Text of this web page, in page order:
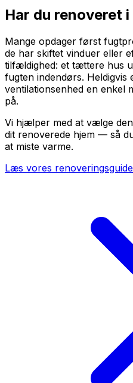
Har du renoveret i
Mange opdager først
de har skiftet vinduer eller
tilfældighed: et tættere hus
fugten indendørs. Heldigvis
ventilationsenhed en enkel
på.
Vi hjælper med at vælge
dit renoverede hjem — så
at miste varme.
Læs vores renoveringsguide